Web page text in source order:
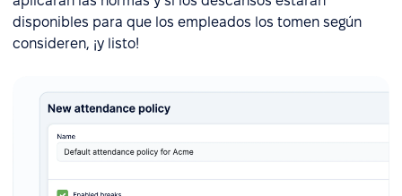
disponibles para que los empleados los tomen según
consideren, ¡y listo!